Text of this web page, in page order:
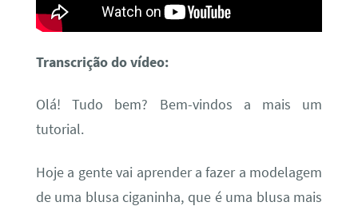
Transcrição do vídeo:
Olá! Tudo bem? Bem-vindos a mais um
tutorial.
Hoje a gente vai aprender a fazer a modelagem
de uma blusa ciganinha, que é uma blusa mais